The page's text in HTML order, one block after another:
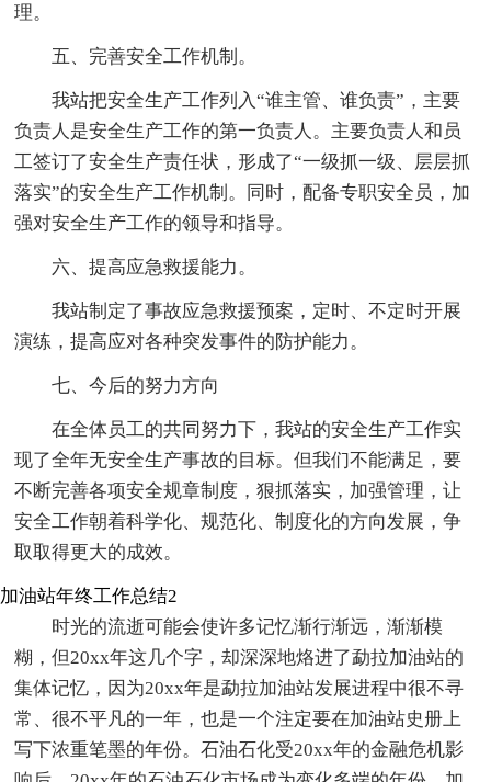
理。
五、完善安全工作机制。
我站把安全生产工作列入“谁主管、谁负责”，主要
负责人是安全生产工作的第一负责人。主要负责人和员
工签订了安全生产责任状，形成了“一级抓一级、层层抓
落实”的安全生产工作机制。同时，配备专职安全员，加
强对安全生产工作的领导和指导。
六、提高应急救援能力。
我站制定了事故应急救援预案，定时、不定时开展
演练，提高应对各种突发事件的防护能力。
七、今后的努力方向
在全体员工的共同努力下，我站的安全生产工作实
现了全年无安全生产事故的目标。但我们不能满足，要
不断完善各项安全规章制度，狠抓落实，加强管理，让
安全工作朝着科学化、规范化、制度化的方向发展，争
取取得更大的成效。
加油站年终工作总结2
时光的流逝可能会使许多记忆渐行渐远，渐渐模
糊，但20xx年这几个字，却深深地烙进了勐拉加油站的
集体记忆，因为20xx年是勐拉加油站发展进程中很不寻
常、很不平凡的一年，也是一个注定要在加油站史册上
写下浓重笔墨的年份。石油石化受20xx年的金融危机影